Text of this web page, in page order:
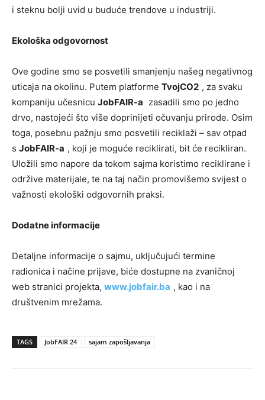
i steknu bolji uvid u buduće trendove u industriji.
Ekološka odgovornost
Ove godine smo se posvetili smanjenju našeg negativnog
uticaja na okolinu. Putem platforme TvojCO2 , za svaku
kompaniju učesnicu JobFAIR-a zasadili smo po jedno
drvo, nastojeći što više doprinijeti očuvanju prirode. Osim
toga, posebnu pažnju smo posvetili reciklaži – sav otpad
s JobFAIR-a , koji je moguće reciklirati, bit će recikliran.
Uložili smo napore da tokom sajma koristimo reciklirane i
održive materijale, te na taj način promovišemo svijest o
važnosti ekološki odgovornih praksi.
Dodatne informacije
Detaljne informacije o sajmu, uključujući termine
radionica i načine prijave, biće dostupne na zvaničnoj
web stranici projekta, www.jobfair.ba , kao i na
društvenim mrežama.
TAGS JobFAIR 24 sajam zapošljavanja